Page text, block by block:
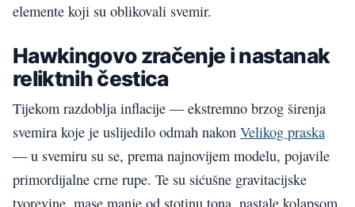
elemente koji su oblikovali svemir.
Hawkingovo zračenje i nastanak
reliktnih čestica
Tijekom razdoblja inflacije — ekstremno brzog širenja
svemira koje je uslijedilo odmah nakon Velikog praska
— u svemiru su se, prema najnovijem modelu, pojavile
primordijalne crne rupe. Te su sićušne gravitacijske
tvorevine, mase manje od stotinu tona, nastale kolapsom